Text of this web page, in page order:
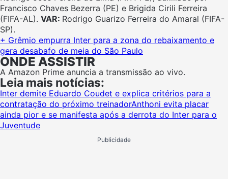
Francisco Chaves Bezerra (PE) e Brigida Cirili Ferreira
(FIFA-AL). VAR: Rodrigo Guarizo Ferreira do Amaral (FIFA-
SP).
+ Grêmio empurra Inter para a zona do rebaixamento e
gera desabafo de meia do São Paulo
ONDE ASSISTIR
A Amazon Prime anuncia a transmissão ao vivo.
Leia mais notícias:
Inter demite Eduardo Coudet e explica critérios para a
contratação do próximo treinadorAnthoni evita placar
ainda pior e se manifesta após a derrota do Inter para o
Juventude
Publicidade